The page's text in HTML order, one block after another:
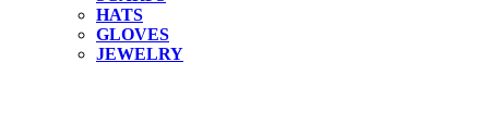
HATS
GLOVES
JEWELRY